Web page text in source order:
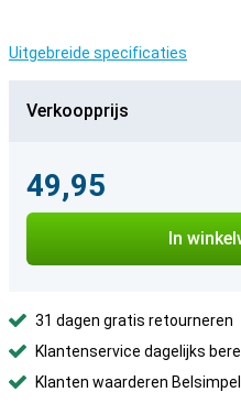
Uitgebreide specificaties
Verkoopprijs
49,95
In
31 dagen gratis retourneren
Klantenservice dagelijks
Klanten waarderen